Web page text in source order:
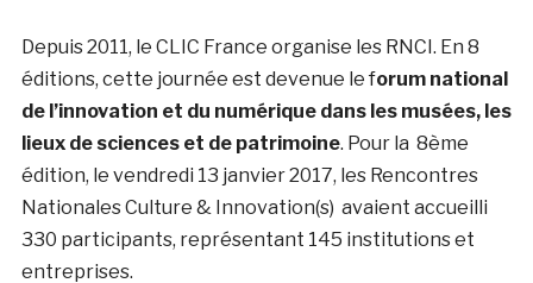
Depuis 2011, le CLIC France organise les RNCI. En 8
éditions, cette journée est devenue le forum national
de l’innovation et du numérique dans les musées, les
lieux de sciences et de patrimoine. Pour la 8ème
édition, le vendredi 13 janvier 2017, les Rencontres
Nationales Culture & Innovation(s) avaient accueilli
330 participants, représentant 145 institutions et
entreprises.